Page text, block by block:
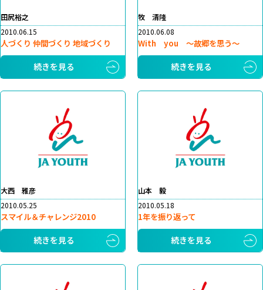
田尻裕之
2010.06.15
人づくり 仲間づくり 地域づくり
続きを見る
牧 清隆
2010.06.08
With you ～故郷を思う～
続きを見る
大西 雅彦
2010.05.25
スマイル＆チャレンジ2010
続きを見る
山本 毅
2010.05.18
1年を振り返って
続きを見る